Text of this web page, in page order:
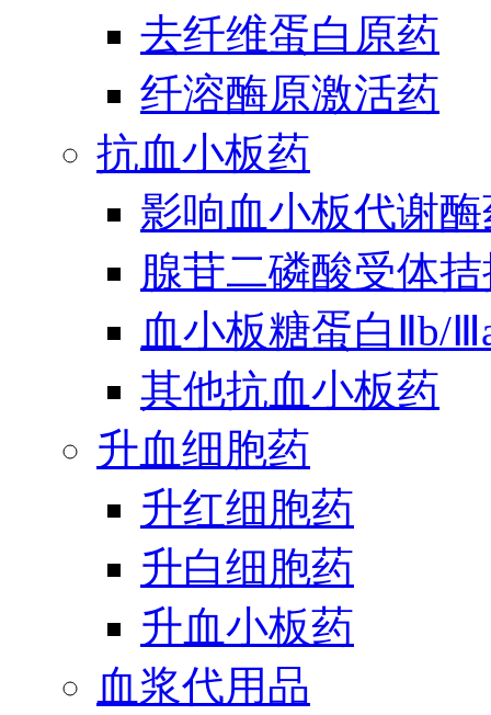
去纤维蛋白原药
纤溶酶原激活药
抗血小板药
影响血小板代谢
腺苷二磷酸受体
血小板糖蛋白Ⅱb/
其他抗血小板药
升血细胞药
升红细胞药
升白细胞药
升血小板药
血浆代用品